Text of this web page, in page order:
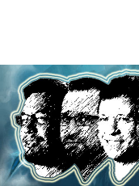
Hearthstone.